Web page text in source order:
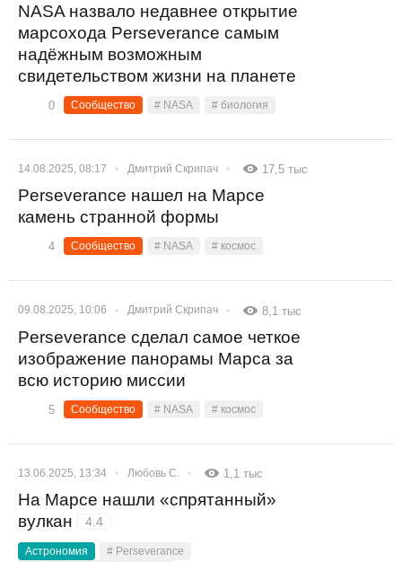
NASA назвало недавнее открытие
марсохода Perseverance самым
надёжным возможным
свидетельством жизни на планете
0 Сообщество # NASA # биология
14.08.2025, 08:17 Дмитрий Скрипач 17,5 тыс
Perseverance нашел на Марсе
камень странной формы
4 Сообщество # NASA # космос
09.08.2025, 10:06 Дмитрий Скрипач 8,1 тыс
Perseverance сделал самое четкое
изображение панорамы Марса за
всю историю миссии
5 Сообщество # NASA # космос
13.06.2025, 13:34 Любовь С. 1,1 тыс
На Марсе нашли «спрятанный»
вулкан
4.4
Астрономия
# Perseverance